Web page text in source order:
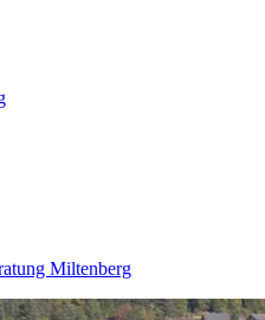
Miltenberg